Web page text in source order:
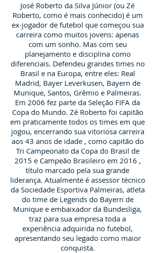
José Roberto da Silva Júnior (ou Zé
Roberto, como é mais conhecido) é um
ex-jogador de futebol que começou sua
carreira como muitos jovens: apenas
com um sonho. Mas com seu
planejamento e disciplina como
diferenciais. Defendeu grandes times no
Brasil e na Europa, entre eles: Real
Madrid, Bayer Leverkusen, Bayern de
Munique, Santos, Grêmio e Palmeiras.
Em 2006 fez parte da Seleção FIFA da
Copa do Mundo. Zé Roberto foi capitão
em praticamente todos os times em que
jogou, encerrando sua vitoriosa carreira
aos 43 anos de idade , como capitão do
Tri Campeonato da Copa do Brasil de
2015 e Campeão Brasileiro em 2016 ,
título marcado pela sua grande
liderança. Atualmente é assessor técnico
da Sociedade Esportiva Palmeiras, atleta
do time de Legends do Bayern de
Munique e embaixador da Bundesliga,
traz para sua empresa toda a
experiência adquirida no futebol,
apresentando seu legado como maior
conquista.